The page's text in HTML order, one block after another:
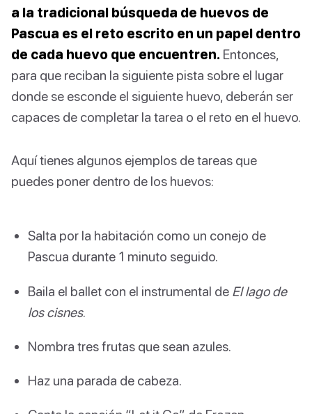
a la tradicional búsqueda de huevos de
Pascua es el reto escrito en un papel dentro
de cada huevo que encuentren. Entonces,
para que reciban la siguiente pista sobre el lugar
donde se esconde el siguiente huevo, deberán ser
capaces de completar la tarea o el reto en el huevo.
Aquí tienes algunos ejemplos de tareas que
puedes poner dentro de los huevos:
Salta por la habitación como un conejo de
Pascua durante 1 minuto seguido.
Baila el ballet con el instrumental de El lago de
los cisnes.
Nombra tres frutas que sean azules.
Haz una parada de cabeza.